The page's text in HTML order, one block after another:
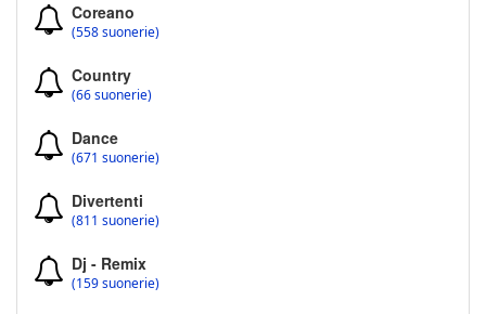
Coreano
(558 suonerie)
Country
(66 suonerie)
Dance
(671 suonerie)
Divertenti
(811 suonerie)
Dj - Remix
(159 suonerie)